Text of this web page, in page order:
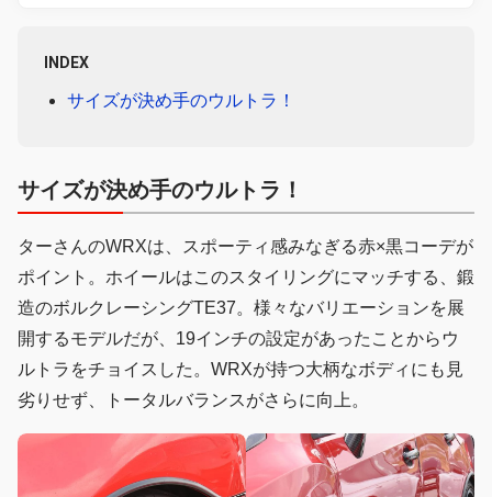
INDEX
サイズが決め手のウルトラ！
サイズが決め手のウルトラ！
ターさんのWRXは、スポーティ感みなぎる赤×黒コーデが
ポイント。ホイールはこのスタイリングにマッチする、鍛
造のボルクレーシングTE37。様々なバリエーションを展
開するモデルだが、19インチの設定があったことからウ
ルトラをチョイスした。WRXが持つ大柄なボディにも見
劣りせず、トータルバランスがさらに向上。